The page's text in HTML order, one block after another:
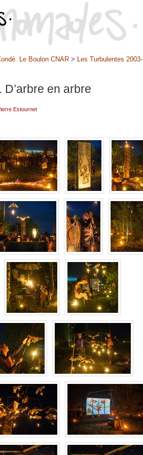
Le Boulon CNAR> Les Turbulentes 2003-
en arbre
Estournet